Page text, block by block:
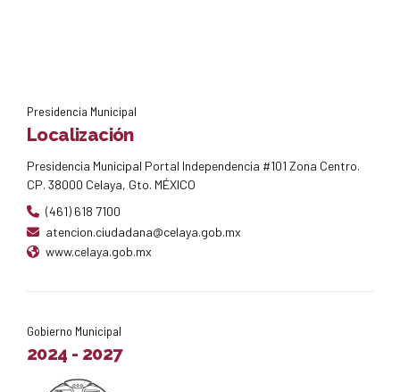
Presidencia Municipal
Localización
Presidencia Municipal Portal Independencia #101 Zona Centro.
CP. 38000 Celaya, Gto. MÉXICO
(461) 618 7100
atencion.ciudadana@celaya.gob.mx
www.celaya.gob.mx
Gobierno Municipal
2024 - 2027